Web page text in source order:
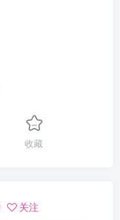
收藏
关注